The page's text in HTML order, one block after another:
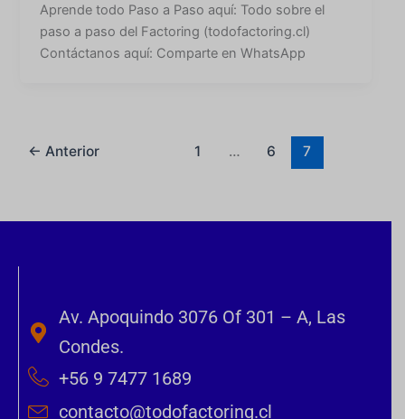
Aprende todo Paso a Paso aquí: Todo sobre el
paso a paso del Factoring (todofactoring.cl)
Contáctanos aquí: Comparte en WhatsApp
← Anterior 1 … 6 7
Av. Apoquindo 3076 Of 301 – A, Las
Condes.
+56 9 7477 1689
contacto@todofactoring.cl